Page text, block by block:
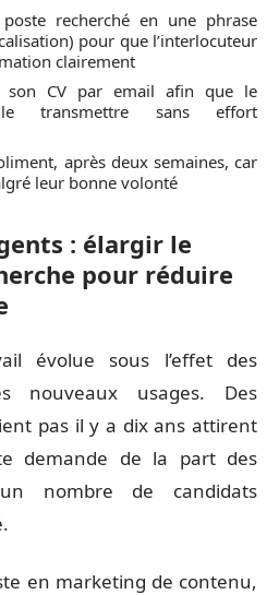
recherché en une phrase
pour que l’interlocuteur
clairement
son CV par email afin que le
transmettre sans effort
après deux semaines, car
leur bonne volonté
: élargir le
pour réduire
évolue sous l’effet des
nouveaux usages. Des
pas il y a dix ans attirent
demande de la part des
nombre de candidats
en marketing de contenu,